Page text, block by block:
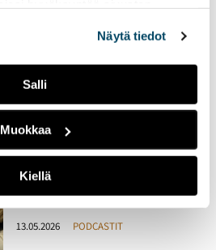
Näytä tiedot
Salli
Muokkaa
Kiellä
Euroopan keskuspankki
vaikuttaa monen
suomalaisenkin raha-
asioihin. Kuitenkaan se ei ole
kaikille tuttu käsite. Mitä siis
euroopan keskuspankki
tekee? Jutun toimittivat:
Tuukka Ingers ja Olli Halme.
Perintövero alle
kahdessa minuutissa
13.05.2026 PODCASTIT